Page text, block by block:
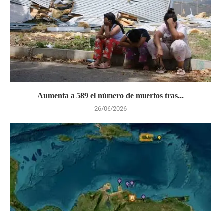
Aumenta a 589 el número de muertos tras...
26/06/2026